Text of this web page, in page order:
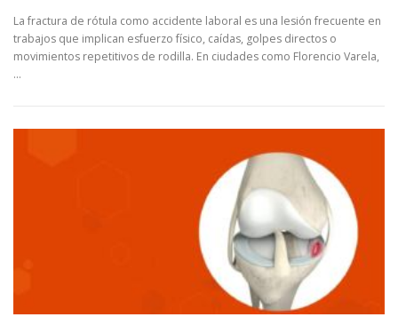
La fractura de rótula como accidente laboral es una lesión frecuente en
trabajos que implican esfuerzo físico, caídas, golpes directos o
movimientos repetitivos de rodilla. En ciudades como Florencio Varela,
…